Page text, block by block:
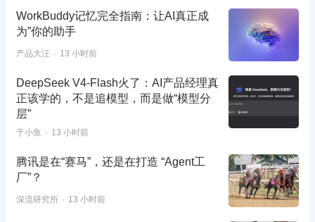
WorkBuddy记忆完全指南：让AI真正成
为”你的助手
产品大汪 13 小时前
DeepSeek V4-Flash火了：AI产品经理真
正该学的，不是追模型，而是做“模型分
层”
于小鱼 13 小时前
腾讯是在“赛马”，还是在打造 “Agent工
厂”？
深流研究所 13 小时前